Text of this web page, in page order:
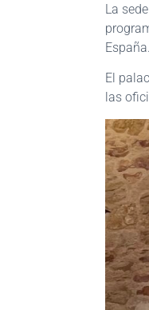
La
España.
El
las